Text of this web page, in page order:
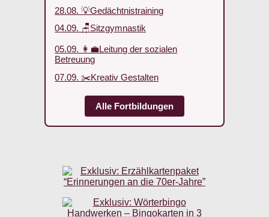
28.08. 💡Gedächtnistraining
04.09. 🪑Sitzgymnastik
05.09. 👩‍💼Leitung der sozialen
Betreuung
07.09. ✂️Kreativ Gestalten
Alle Fortbildungen